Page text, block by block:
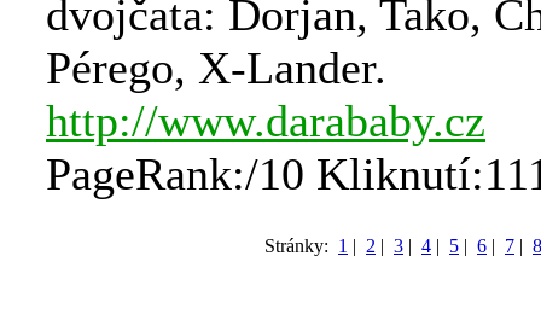
dvojčata: Dorjan, Tako,
Pérego, X-Lander.
http://www.darababy.cz
PageRank:/10
Stránky: 1 | 2 | 3 | 4 | 5 | 6 | 7 | 8